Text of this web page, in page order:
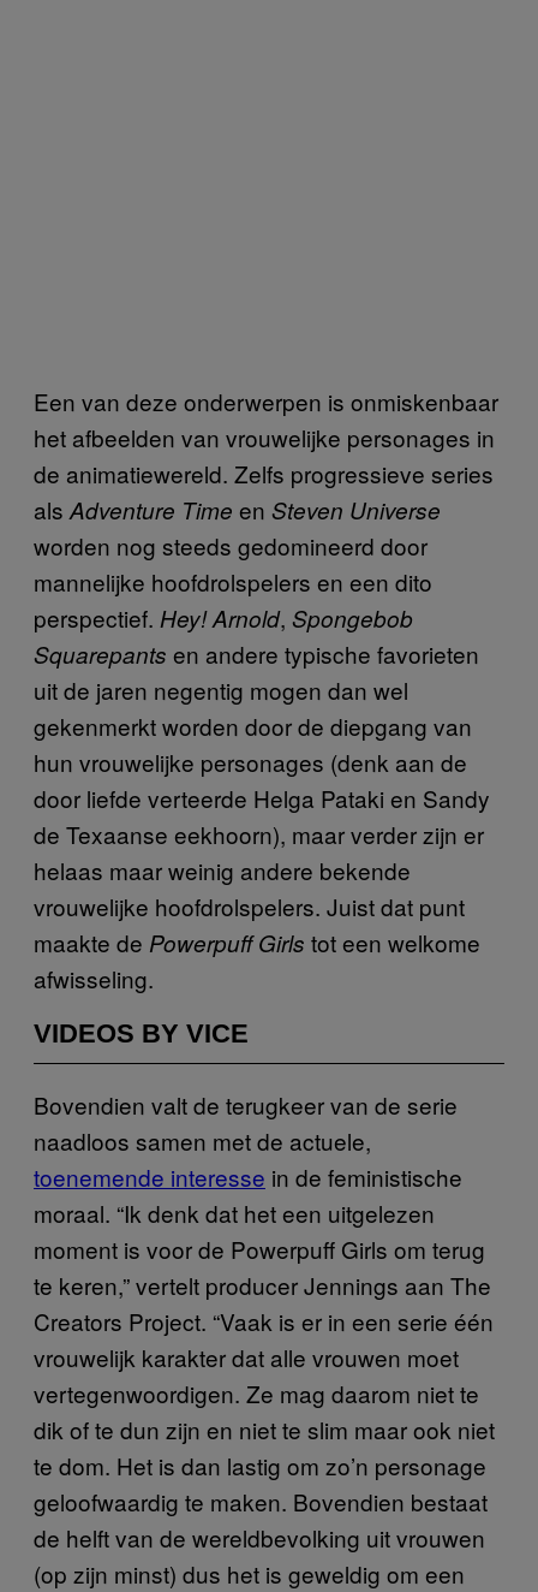
Een van deze onderwerpen is onmiskenbaar
het afbeelden van vrouwelijke personages in
de animatiewereld. Zelfs progressieve series
als Adventure Time en Steven Universe
worden nog steeds gedomineerd door
mannelijke hoofdrolspelers en een dito
perspectief. Hey! Arnold, Spongebob
Squarepants en andere typische favorieten
uit de jaren negentig mogen dan wel
gekenmerkt worden door de diepgang van
hun vrouwelijke personages (denk aan de
door liefde verteerde Helga Pataki en Sandy
de Texaanse eekhoorn), maar verder zijn er
helaas maar weinig andere bekende
vrouwelijke hoofdrolspelers. Juist dat punt
maakte de Powerpuff Girls tot een welkome
afwisseling.
VIDEOS BY VICE
Bovendien valt de terugkeer van de serie
naadloos samen met de actuele,
toenemende interesse in de feministische
moraal. “Ik denk dat het een uitgelezen
moment is voor de Powerpuff Girls om terug
te keren,” vertelt producer Jennings aan The
Creators Project. “Vaak is er in een serie één
vrouwelijk karakter dat alle vrouwen moet
vertegenwoordigen. Ze mag daarom niet te
dik of te dun zijn en niet te slim maar ook niet
te dom. Het is dan lastig om zo’n personage
geloofwaardig te maken. Bovendien bestaat
de helft van de wereldbevolking uit vrouwen
(op zijn minst) dus het is geweldig om een